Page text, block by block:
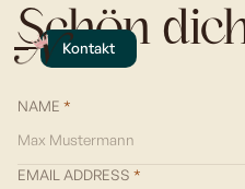
Kontakt
Schön
NAME *
EMAIL ADDRESS *